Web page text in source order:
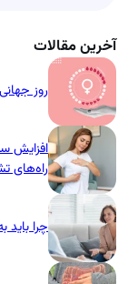
آخرین مقالات
روز
افزایش
راه‌های
چرا باید